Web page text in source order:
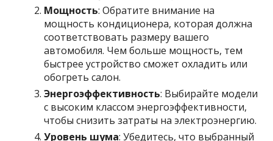
Мощность: Обратите внимание на
мощность кондиционера, которая должна
соответствовать размеру вашего
автомобиля. Чем больше мощность, тем
быстрее устройство сможет охладить или
обогреть салон.
Энергоэффективность: Выбирайте модели
с высоким классом энергоэффективности,
чтобы снизить затраты на электроэнергию.
Уровень шума: Убедитесь, что выбранный